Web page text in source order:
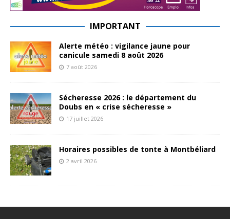
IMPORTANT
Alerte météo : vigilance jaune pour
canicule samedi 8 août 2026
7 août 2026
Sécheresse 2026 : le département du
Doubs en « crise sécheresse »
17 juillet 2026
Horaires possibles de tonte à Montbéliard
2 avril 2026